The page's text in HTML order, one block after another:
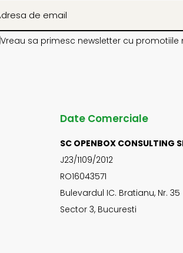
Vreau sa primesc newsletter cu promotiile
Date Comerciale
SC OPENBOX CONSULTING
J23/1109/2012
RO16043571
Bulevardul IC. Bratianu, Nr. 35
Sector 3, Bucuresti